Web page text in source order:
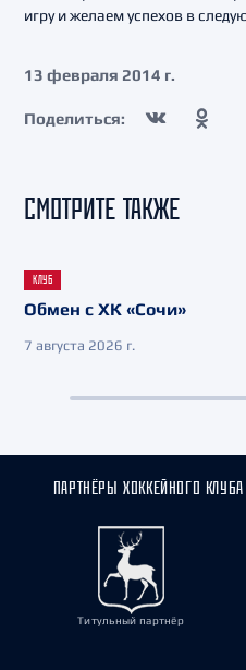
игру и желаем успехов в
13 февраля 2014 г.
Поделиться:
СМОТРИТЕ ТАКЖЕ
КЛУБ
Обмен с ХК «Сочи»
7 августа 2026 г.
ПАРТНЁРЫ ХОККЕЙНОГО
Титульный партнёр